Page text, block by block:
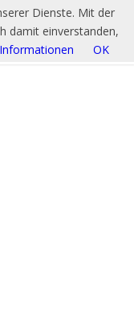
Dienste. Mit der
damit einverstanden,
OK